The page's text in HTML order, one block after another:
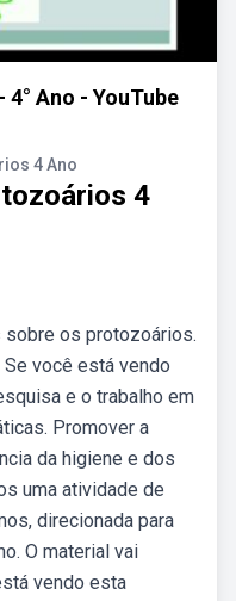
Ano - YouTube
4 Ano
4
os protozoários.
você está vendo
e o trabalho em
Promover a
da higiene e dos
uma atividade de
direcionada para
O material vai
vendo esta